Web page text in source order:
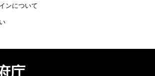
ンについて
庁